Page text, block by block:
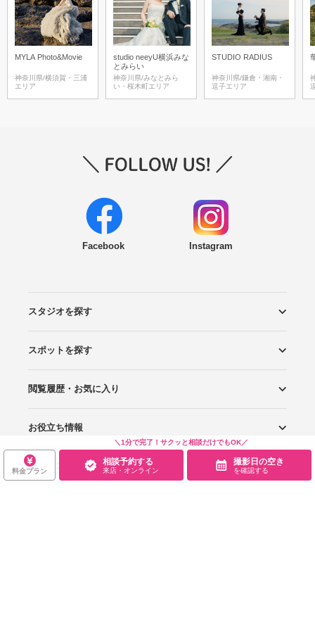
＼1分で完了！サクッと相談だけでもOK／
料金プラン
相談予約する
来店・オンライン
撮影日の空き
を確認する
MYLA Photo&Movie
神奈川県/横須賀・三浦
エリア
studio neeyU横浜みな
とみらい
神奈川県/みなとみら
い・桜木町エリア
STUDIO RADIUS
神奈川県/鎌倉・湘南・
逗子エリア
Facebook Instagram
スタジオを探す
エリアから探す
こだわりから探す
NEW PHOTO STYLE
プランから探す
フォトタイプ診断
フォトグラファーから探す
国内リゾートから探す
スポットを探す
ロケーションから探す
スタジオから探す
閲覧履歴・お気に入り
閲覧スタジオ
お気に入り
お役立ち情報
Wedding Photo マガジン
はじめてガイド
サービス・会社